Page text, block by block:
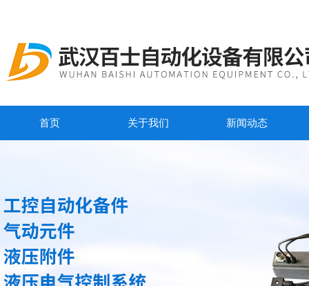
首页 关于我们 新闻动态